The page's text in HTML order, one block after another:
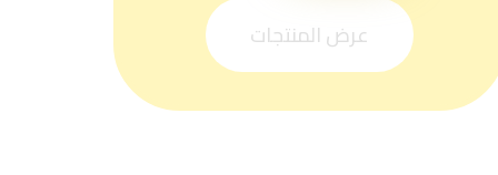
عرض المنتجات